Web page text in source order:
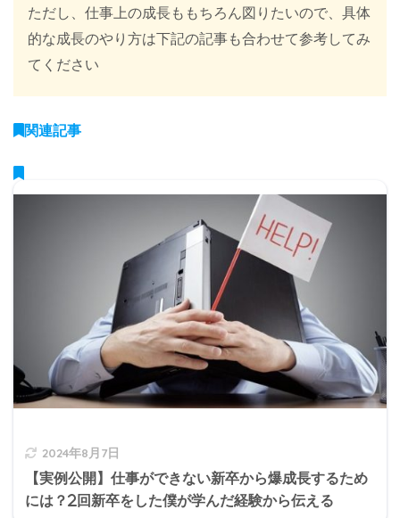
ただし、仕事上の成長ももちろん図りたいので、具体
的な成長のやり方は下記の記事も合わせて参考してみ
てください
関連記事
2024年8月7日
【実例公開】仕事ができない新卒から爆成長するため
には？2回新卒をした僕が学んだ経験から伝える